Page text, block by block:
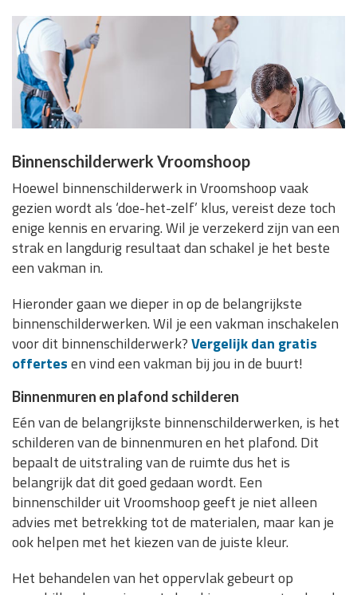
Binnenschilderwerk Vroomshoop
Hoewel binnenschilderwerk in Vroomshoop vaak
gezien wordt als ‘doe-het-zelf’ klus, vereist deze toch
enige kennis en ervaring. Wil je verzekerd zijn van een
strak en langdurig resultaat dan schakel je het beste
een vakman in.
Hieronder gaan we dieper in op de belangrijkste
binnenschilderwerken. Wil je een vakman inschakelen
voor dit binnenschilderwerk?Vergelijk dan gratis
offertesen vind een vakman bij jou in de buurt!
Binnenmuren en plafond schilderen
Eén van de belangrijkste binnenschilderwerken, is het
schilderen van de binnenmuren en het plafond. Dit
bepaalt de uitstraling van de ruimte dus het is
belangrijk dat dit goed gedaan wordt. Een
binnenschilder uit Vroomshoop geeft je niet alleen
advies met betrekking tot de materialen, maar kan je
ook helpen met het kiezen van de juiste kleur.
Het behandelen van het oppervlak gebeurt op